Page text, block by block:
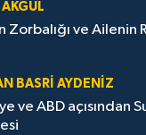
Zorbalığı ve Ailenin
BASRI AYDENIZ
ve ABD açısından